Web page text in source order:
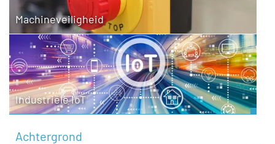
Machineveiligheid
Industriële IoT
Achtergrond